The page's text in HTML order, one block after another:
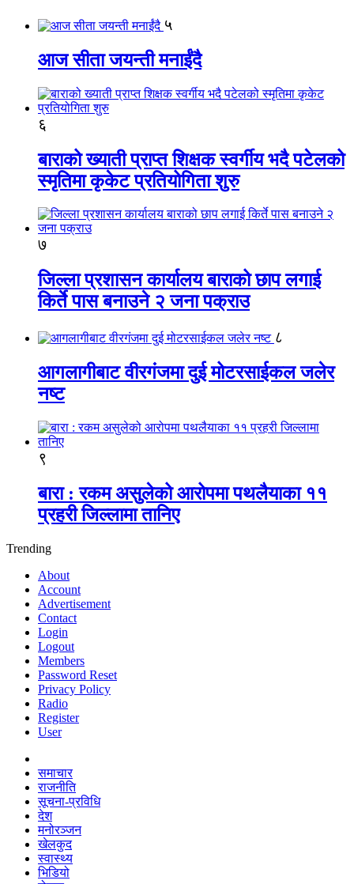
५
आज सीता जयन्ती मनाईंदै
६
बाराको ख्याती प्राप्त शिक्षक स्वर्गीय भदै पटेलको
स्मृतिमा कृकेट प्रतियोगिता शुरु
७
जिल्ला प्रशासन कार्यालय बाराको छाप लगाई
किर्ते पास बनाउने २ जना पक्राउ
८
आगलागीबाट वीरगंजमा दुई मोटरसाईकल जलेर
नष्ट
९
बारा : रकम असुलेको आरोपमा पथलैयाका ११
प्रहरी जिल्लामा तानिए
Trending
About
Account
Advertisement
Contact
Login
Logout
Members
Password Reset
Privacy Policy
Radio
Register
User
समाचार
राजनीति
सूचना-प्रविधि
देश
मनोरञ्जन
खेलकुद
स्वास्थ्य
भिडियो